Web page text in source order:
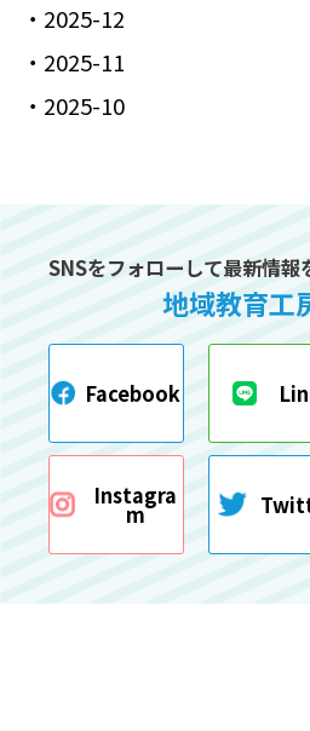
2025-12
2025-11
2025-10
SNSをフォローして最新情報
地域教育工
Facebook
Instagra
m